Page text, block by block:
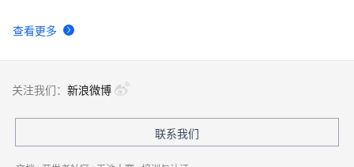
查看更多
关注我们： 新浪微博
联系我们